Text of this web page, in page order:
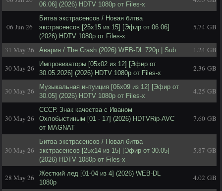
06.06] (2026) HDTV 1080р от Files-x
06 Jun 26
Битва экстрасенсов / Новая битва
экстрасенсов [25x15 из 15] [Эфир от 06.06]
(2026) HDTV 1080р от Files-x
5.74 GB
31 May 26 Авария / The Crash (2026) WEB-DL 720p | Sub 1.24 GB
30 May 26
Импровизаторы [05x02 из 12] [Эфир от
30.05.2026] (2026) HDTV 1080р от Files-x
2.36 GB
30 May 26
Музыкальная интуиция [06x09 из 12] [Эфир от
30.05] (2026) HDTV 1080р от Files-x
4.25 GB
30 May 26
СССР. Знак качества с Иваном
Охлобыстиным [01 - 17] (2026) HDTVRip-AVC
от MAGNAT
7.60 GB
30 May 26
Битва экстрасенсов / Новая битва
экстрасенсов [25x14 из 15] [Эфир от 30.05]
(2026) HDTV 1080р от Files-x
5.87 GB
28 May 26
Жесткий лед [01-04 из 4] (2026) WEB-DL
1080p
4.02 GB